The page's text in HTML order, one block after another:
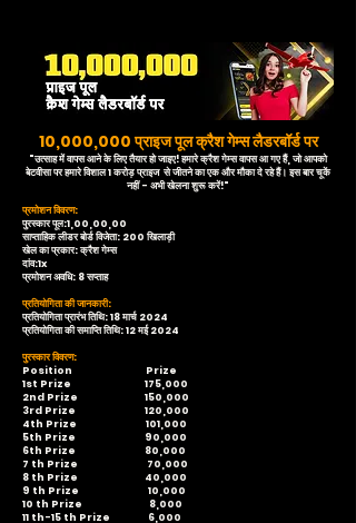
10,000,000 प्राइज पूल क्रैश गेम्स लैडरबॉर्ड पर
"उत्साह में वापस आने के लिए तैयार हो जाइए! हमारे क्रैश गेम्स वापस आ गए हैं, जो आपको
बेटवीसा पर हमारे विशाल 1 करोड़ प्राइज से जीतने का एक और मौका दे रहे हैं। इस बार चूकें
नहीं - अभी खेलना शुरू करें!"
प्रमोशन विवरण:
पुरस्कार पूल:1,00,00,00
साप्ताहिक लीडर बोर्ड विजेता: 200 खिलाड़ी
खेल का प्रकार: क्रैश गेम्स
दांव:1x
प्रमोशन अवधि: 8 सप्ताह
प्रतियोगिता की जानकारी:
प्रतियोगिता प्रारंभ तिथि: 18 मार्च 2024
प्रतियोगिता की समाप्ति तिथि: 12 मई 2024
पुरस्कार विवरण:
Position Prize
1st Prize 175,000
2nd Prize 150,000
3rd Prize 120,000
4th Prize 101,000
5th Prize 90,000
6th Prize 80,000
7 th Prize 70,000
8 th Prize 40,000
9 th Prize 10,000
10 th Prize 8,000
11 th-15 th Prize 6,000